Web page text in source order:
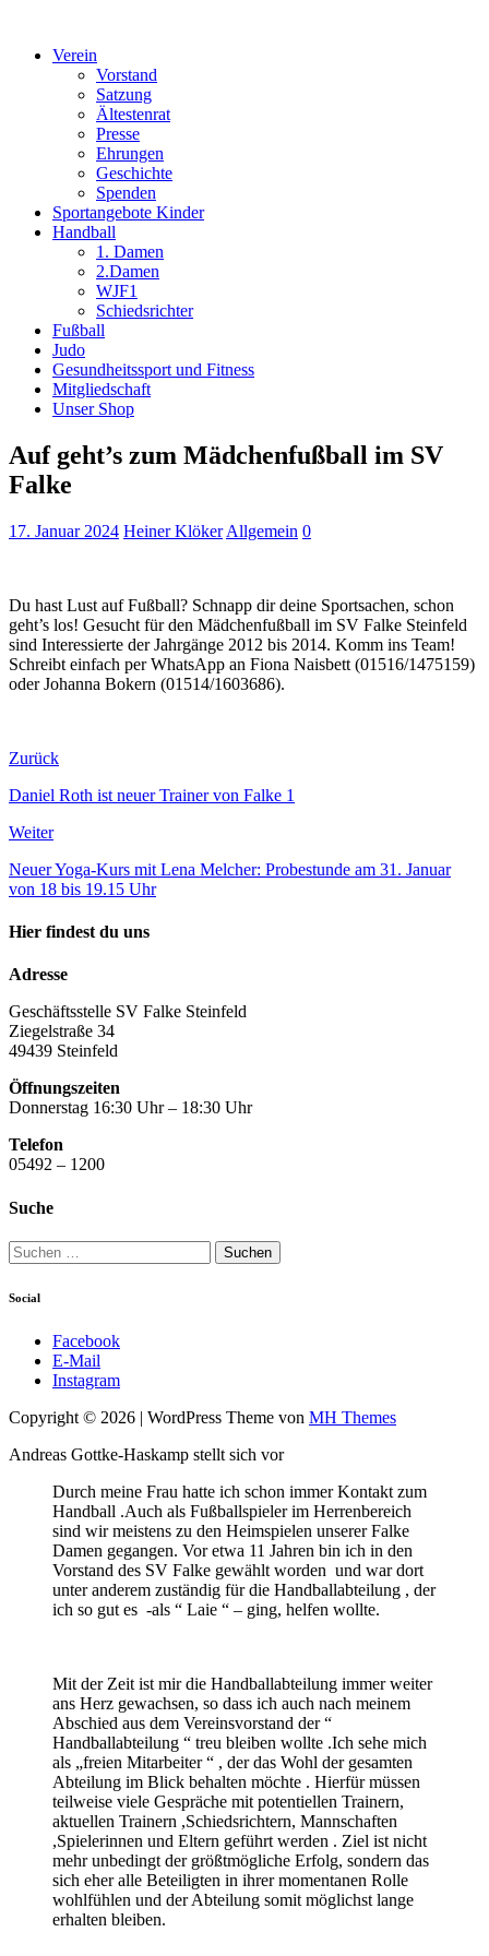
Verein
Vorstand
Satzung
Ältestenrat
Presse
Ehrungen
Geschichte
Spenden
Sportangebote Kinder
Handball
1. Damen
2.Damen
WJF1
Schiedsrichter
Fußball
Judo
Gesundheitssport und Fitness
Mitgliedschaft
Unser Shop
Auf geht’s zum Mädchenfußball im SV
Falke
17. Januar 2024 Heiner Klöker Allgemein 0
Du hast Lust auf Fußball? Schnapp dir deine Sportsachen, schon
geht’s los! Gesucht für den Mädchenfußball im SV Falke Steinfeld
sind Interessierte der Jahrgänge 2012 bis 2014. Komm ins Team!
Schreibt einfach per WhatsApp an Fiona Naisbett (01516/1475159)
oder Johanna Bokern (01514/1603686).
Zurück
Daniel Roth ist neuer Trainer von Falke 1
Weiter
Neuer Yoga-Kurs mit Lena Melcher: Probestunde am 31. Januar
von 18 bis 19.15 Uhr
Hier findest du uns
Adresse
Geschäftsstelle SV Falke Steinfeld
Ziegelstraße 34
49439 Steinfeld
Öffnungszeiten
Donnerstag 16:30 Uhr – 18:30 Uhr
Telefon
05492 – 1200
Suche
Suchen
nach:
Social
Facebook
E-Mail
Instagram
Copyright © 2026 | WordPress Theme von MH Themes
Andreas Gottke-Haskamp stellt sich vor
Durch meine Frau hatte ich schon immer Kontakt zum
Handball .Auch als Fußballspieler im Herrenbereich
sind wir meistens zu den Heimspielen unserer Falke
Damen gegangen. Vor etwa 11 Jahren bin ich in den
Vorstand des SV Falke gewählt worden und war dort
unter anderem zuständig für die Handballabteilung , der
ich so gut es -als “ Laie “ – ging, helfen wollte.
Mit der Zeit ist mir die Handballabteilung immer weiter
ans Herz gewachsen, so dass ich auch nach meinem
Abschied aus dem Vereinsvorstand der “
Handballabteilung “ treu bleiben wollte .Ich sehe mich
als „freien Mitarbeiter “ , der das Wohl der gesamten
Abteilung im Blick behalten möchte . Hierfür müssen
teilweise viele Gespräche mit potentiellen Trainern,
aktuellen Trainern ,Schiedsrichtern, Mannschaften
,Spielerinnen und Eltern geführt werden . Ziel ist nicht
mehr unbedingt der größtmögliche Erfolg, sondern das
sich eher alle Beteiligten in ihrer momentanen Rolle
wohlfühlen und der Abteilung somit möglichst lange
erhalten bleiben.